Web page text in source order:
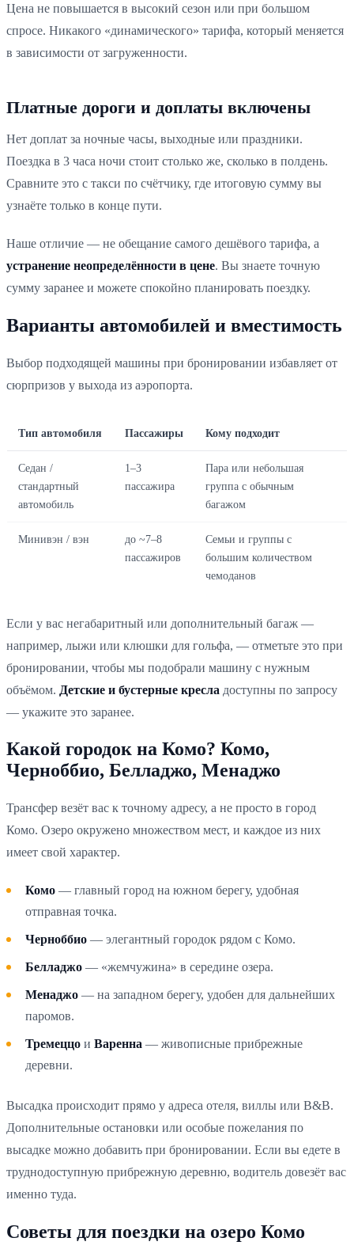
Цена не повышается в высокий сезон или при большом
спросе. Никакого «динамического» тарифа, который меняется
в зависимости от загруженности.
Платные дороги и доплаты включены
Нет доплат за ночные часы, выходные или праздники.
Поездка в 3 часа ночи стоит столько же, сколько в полдень.
Сравните это с такси по счётчику, где итоговую сумму вы
узнаёте только в конце пути.
Наше отличие — не обещание самого дешёвого тарифа, а
устранение неопределённости в цене. Вы знаете точную
сумму заранее и можете спокойно планировать поездку.
Варианты автомобилей и вместимость
Выбор подходящей машины при бронировании избавляет от
сюрпризов у выхода из аэропорта.
Тип автомобиля Пассажиры Кому подходит
Седан /
стандартный
автомобиль
1–3
пассажира
Пара или небольшая
группа с обычным
багажом
Минивэн / вэн
до ~7–8
пассажиров
Семьи и группы с
большим количеством
чемоданов
Если у вас негабаритный или дополнительный багаж —
например, лыжи или клюшки для гольфа, — отметьте это при
бронировании, чтобы мы подобрали машину с нужным
объёмом. Детские и бустерные кресла доступны по запросу
— укажите это заранее.
Какой городок на Комо? Комо,
Черноббио, Белладжо, Менаджо
Трансфер везёт вас к точному адресу, а не просто в город
Комо. Озеро окружено множеством мест, и каждое из них
имеет свой характер.
Комо — главный город на южном берегу, удобная
отправная точка.
Черноббио — элегантный городок рядом с Комо.
Белладжо — «жемчужина» в середине озера.
Менаджо — на западном берегу, удобен для дальнейших
паромов.
Тремеццо и Варенна — живописные прибрежные
деревни.
Высадка происходит прямо у адреса отеля, виллы или B&B.
Дополнительные остановки или особые пожелания по
высадке можно добавить при бронировании. Если вы едете в
труднодоступную прибрежную деревню, водитель довезёт вас
именно туда.
Советы для поездки на озеро Комо